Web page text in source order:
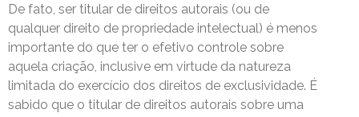
De fato, ser titular de direitos autorais (ou de
qualquer direito de propriedade intelectual) é menos
importante do que ter o efetivo controle sobre
aquela criação, inclusive em virtude da natureza
limitada do exercício dos direitos de exclusividade. É
sabido que o titular de direitos autorais sobre uma